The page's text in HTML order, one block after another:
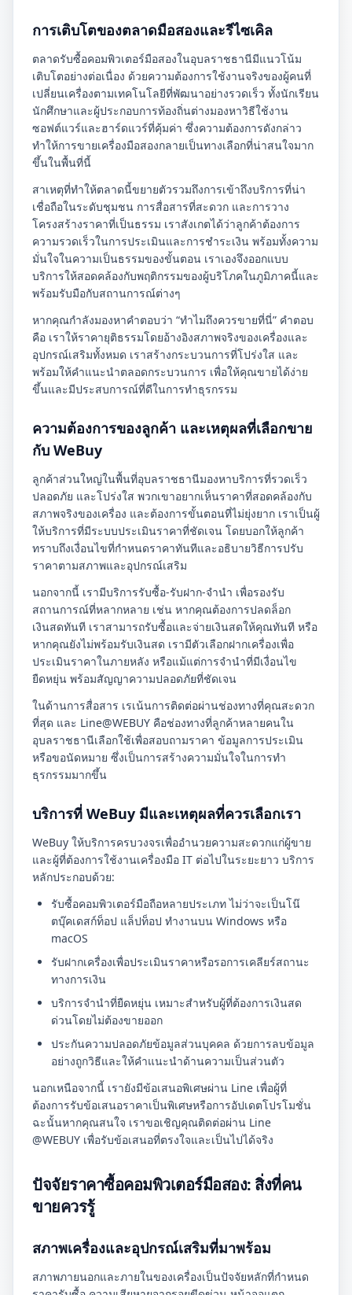
การเติบโตของตลาดมือสองและรีไซเคิล
ตลาดรับซื้อคอมพิวเตอร์มือสองในอุบลราชธานีมีแนวโน้ม
เติบโตอย่างต่อเนื่อง ด้วยความต้องการใช้งานจริงของผู้คนที่
เปลี่ยนเครื่องตามเทคโนโลยีที่พัฒนาอย่างรวดเร็ว ทั้งนักเรียน
นักศึกษาและผู้ประกอบการท้องถิ่นต่างมองหาวิธีใช้งาน
ซอฟต์แวร์และฮาร์ดแวร์ที่คุ้มค่า ซึ่งความต้องการดังกล่าว
ทำให้การขายเครื่องมือสองกลายเป็นทางเลือกที่น่าสนใจมาก
ขึ้นในพื้นที่นี้
สาเหตุที่ทำให้ตลาดนี้ขยายตัวรวมถึงการเข้าถึงบริการที่น่า
เชื่อถือในระดับชุมชน การสื่อสารที่สะดวก และการวาง
โครงสร้างราคาที่เป็นธรรม เราสังเกตได้ว่าลูกค้าต้องการ
ความรวดเร็วในการประเมินและการชำระเงิน พร้อมทั้งความ
มั่นใจในความเป็นธรรมของขั้นตอน เราเองจึงออกแบบ
บริการให้สอดคล้องกับพฤติกรรมของผู้บริโภคในภูมิภาคนี้และ
พร้อมรับมือกับสถานการณ์ต่างๆ
หากคุณกำลังมองหาคำตอบว่า “ทำไมถึงควรขายที่นี่” คำตอบ
คือ เราให้ราคายุติธรรมโดยอ้างอิงสภาพจริงของเครื่องและ
อุปกรณ์เสริมทั้งหมด เราสร้างกระบวนการที่โปร่งใส และ
พร้อมให้คำแนะนำตลอดกระบวนการ เพื่อให้คุณขายได้ง่าย
ขึ้นและมีประสบการณ์ที่ดีในการทำธุรกรรม
ความต้องการของลูกค้า และเหตุผลที่เลือกขาย
กับ WeBuy
ลูกค้าส่วนใหญ่ในพื้นที่อุบลราชธานีมองหาบริการที่รวดเร็ว
ปลอดภัย และโปร่งใส พวกเขาอยากเห็นราคาที่สอดคล้องกับ
สภาพจริงของเครื่อง และต้องการขั้นตอนที่ไม่ยุ่งยาก เราเป็นผู้
ให้บริการที่มีระบบประเมินราคาที่ชัดเจน โดยบอกให้ลูกค้า
ทราบถึงเงื่อนไขที่กำหนดราคาทันทีและอธิบายวิธีการปรับ
ราคาตามสภาพและอุปกรณ์เสริม
นอกจากนี้ เรามีบริการรับซื้อ-รับฝาก-จำนำ เพื่อรองรับ
สถานการณ์ที่หลากหลาย เช่น หากคุณต้องการปลดล็อก
เงินสดทันที เราสามารถรับซื้อและจ่ายเงินสดให้คุณทันที หรือ
หากคุณยังไม่พร้อมรับเงินสด เรามีตัวเลือกฝากเครื่องเพื่อ
ประเมินราคาในภายหลัง หรือแม้แต่การจำนำที่มีเงื่อนไข
ยืดหยุ่น พร้อมสัญญาความปลอดภัยที่ชัดเจน
ในด้านการสื่อสาร เรเน้นการติดต่อผ่านช่องทางที่คุณสะดวก
ที่สุด และ Line@WEBUY คือช่องทางที่ลูกค้าหลายคนใน
อุบลราชธานีเลือกใช้เพื่อสอบถามราคา ข้อมูลการประเมิน
หรือขอนัดหมาย ซึ่งเป็นการสร้างความมั่นใจในการทำ
ธุรกรรมมากขึ้น
บริการที่ WeBuy มีและเหตุผลที่ควรเลือกเรา
WeBuy ให้บริการครบวงจรเพื่ออำนวยความสะดวกแก่ผู้ขาย
และผู้ที่ต้องการใช้งานเครื่องมือ IT ต่อไปในระยะยาว บริการ
หลักประกอบด้วย:
รับซื้อคอมพิวเตอร์มือถือหลายประเภท ไม่ว่าจะเป็นโน๊
ตบุ๊คเดสก์ท็อป แล็ปท็อป ทำงานบน Windows หรือ
macOS
รับฝากเครื่องเพื่อประเมินราคาหรือรอการเคลียร์สถานะ
ทางการเงิน
บริการจำนำที่ยืดหยุ่น เหมาะสำหรับผู้ที่ต้องการเงินสด
ด่วนโดยไม่ต้องขายออก
ประกันความปลอดภัยข้อมูลส่วนบุคคล ด้วยการลบข้อมูล
อย่างถูกวิธีและให้คำแนะนำด้านความเป็นส่วนตัว
นอกเหนือจากนี้ เรายังมีข้อเสนอพิเศษผ่าน Line เพื่อผู้ที่
ต้องการรับข้อเสนอราคาเป็นพิเศษหรือการอัปเดตโปรโมชั่น
ฉะนั้นหากคุณสนใจ เราขอเชิญคุณติดต่อผ่าน Line
@WEBUY เพื่อรับข้อเสนอที่ตรงใจและเป็นไปได้จริง
ปัจจัยราคาซื้อคอมพิวเตอร์มือสอง: สิ่งที่คน
ขายควรรู้
สภาพเครื่องและอุปกรณ์เสริมที่มาพร้อม
สภาพภายนอกและภายในของเครื่องเป็นปัจจัยหลักที่กำหนด